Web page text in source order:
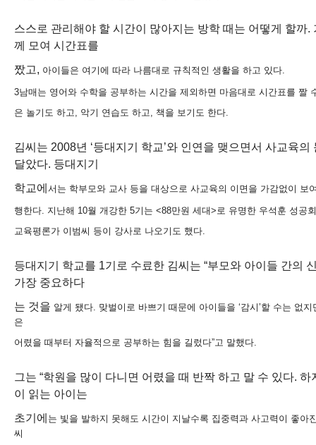
스스로 관리해야 할 시간이 많아지는 방학 때는 어떻게 할까.
께 모여 시간표를
짰고, 아이들은 여기에 따라 나름대로 규칙적인 생활을 하고 있다.
3남매는 영어와 수학을 공부하는 시간을 제외하면 마음대로 시간표를 짤
은 놀기 도 하고, 악기 연습도 하고, 책을 보기도 한다.
김씨는 2008년 ‘등대지기 학교’와 인연을 맺으면서 사교육의
달았다. 등대지기
학교에 서는 학부모와 교사 등을 대상으로 사교육의 이면을 가감없이 보
행한다. 지난해 10월 개강한 5기는 <88만원 세대>로 유명한 우석훈 성공
교육평론가 이범씨 등이 강사로 나오기도 했다.
등대지기 학교를 1기로 수료한 김씨는 “부모와 아이들 간의
가장 중요하다
는 것을 알게 됐다. 맞벌이로 바쁘기 때문에 아이들을 ‘감시’할 수는 없
은
어렸을 때부터 자율적으로 공부하는 힘을 길렀다”고 말했다.
그는 “학원을 많이 다니면 어렸을 때 반짝 하고 말 수 있다. 하
이 읽는 아이는
초기에 는 빛을 발하지 못해도 시간이 지날수록 집중력과 사고력이 좋아
씨